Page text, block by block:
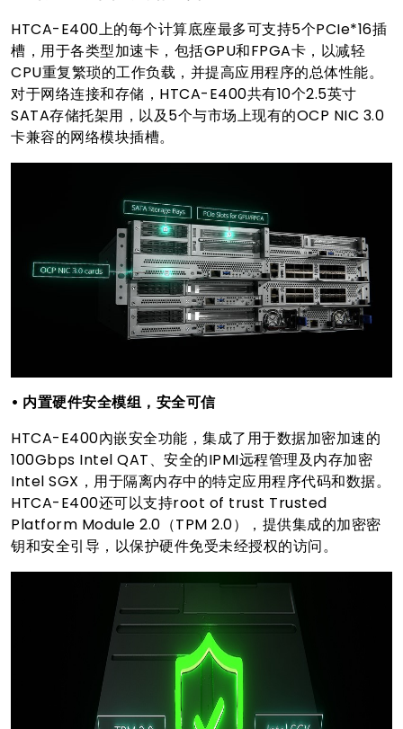
HTCA-E400上的每个计算底座最多可支持5个PCIe*16插
槽，用于各类型加速卡，包括GPU和FPGA卡，以减轻
CPU重复繁琐的工作负载，并提高应用程序的总体性能。
对于网络连接和存储，HTCA-E400共有10个2.5英寸
SATA存储托架用，以及5个与市场上现有的OCP NIC 3.0
卡兼容的网络模块插槽。
• 内置硬件安全模组，安全可信
HTCA-E400內嵌安全功能，集成了用于数据加密加速的
100Gbps Intel QAT、安全的IPMI远程管理及内存加密
Intel SGX，用于隔离内存中的特定应用程序代码和数据。
HTCA-E400还可以支持root of trust Trusted
Platform Module 2.0（TPM 2.0），提供集成的加密密
钥和安全引导，以保护硬件免受未经授权的访问。